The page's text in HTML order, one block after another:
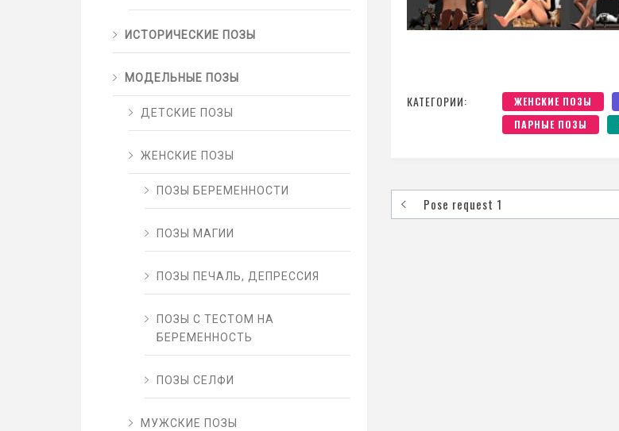
КАТЕГОРИИ: ЖЕНСКИЕ ПОЗЫ
ПАРНЫЕ ПОЗЫ
Pose request 1
ИСТОРИЧЕСКИЕ ПОЗЫ
МОДЕЛЬНЫЕ ПОЗЫ
ДЕТСКИЕ ПОЗЫ
ЖЕНСКИЕ ПОЗЫ
ПОЗЫ БЕРЕМЕННОСТИ
ПОЗЫ МАГИИ
ПОЗЫ ПЕЧАЛЬ, ДЕПРЕССИЯ
ПОЗЫ С ТЕСТОМ НА
БЕРЕМЕННОСТЬ
ПОЗЫ СЕЛФИ
МУЖСКИЕ ПОЗЫ